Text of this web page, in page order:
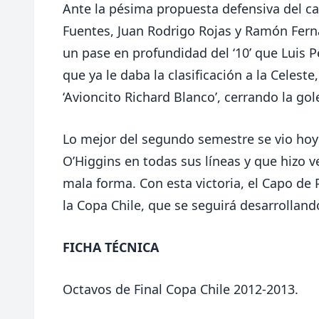
Ante la pésima propuesta defensiva del
Fuentes, Juan Rodrigo Rojas y Ramón
un pase en profundidad del ‘10’ que Luis
que ya le daba la clasificación a la
‘Avioncito Richard Blanco’, cerrando la
Lo mejor del segundo semestre se vio
O’Higgins en todas sus líneas y que hizo
mala forma. Con esta victoria, el Capo
la Copa Chile, que se seguirá
FICHA TÉCNICA
Octavos de Final Copa Chile 2012-2013.